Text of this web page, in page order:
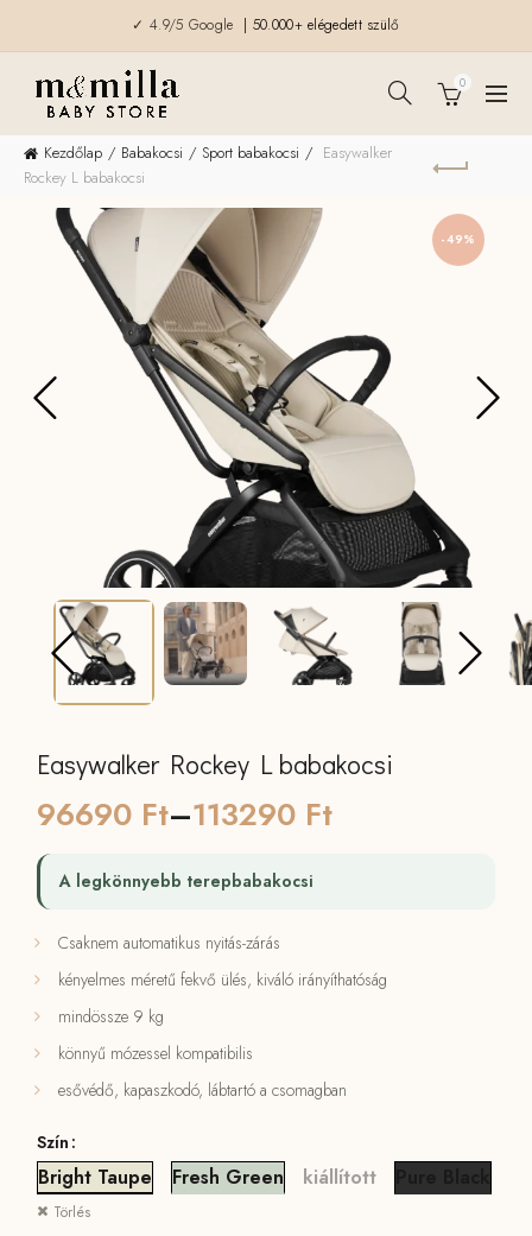
✓ 4.9/5 Google | 50.000+ elégedett szülő
0
Kezdőlap Babakocsi Sport babakocsi
Easywalker
Rockey L babakocsi
-49%
Easywalker Rockey L babakocsi
96690 Ft–113290 Ft
Ártartomány:
96690 Ft
-
113290 Ft
A legkönnyebb terepbabakocsi
Csaknem automatikus nyitás-zárás
kényelmes méretű fekvő ülés, kiváló irányíthatóság
mindössze 9 kg
könnyű mózessel kompatibilis
esővédő, kapaszkodó, lábtartó a csomagban
Szín
Bright Taupe Fresh Green kiállított
Törlés